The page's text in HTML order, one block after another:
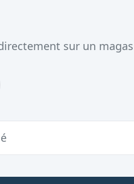
sur un